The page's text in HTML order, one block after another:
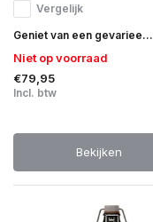
Vergelijk
Geniet van een gevariee...
Niet op voorraad
€79,95
Incl. btw
Bekijken